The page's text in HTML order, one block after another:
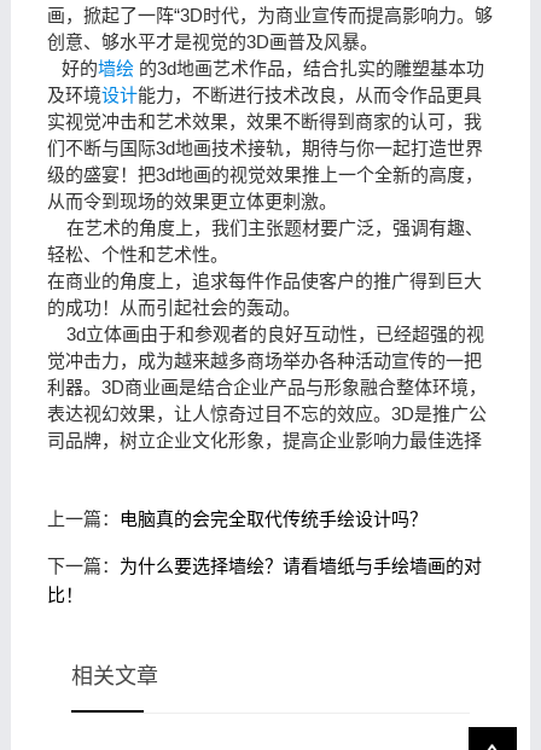
画，掀起了一阵“3D时代，为商业宣传而提高影响力。够
创意、够水平才是视觉的3D画普及风暴。
好的墙绘的3d地画艺术作品，结合扎实的雕塑基本功
及环境设计能力，不断进行技术改良，从而令作品更具
实视觉冲击和艺术效果，效果不断得到商家的认可，我
们不断与国际3d地画技术接轨，期待与你一起打造世界
级的盛宴！把3d地画的视觉效果推上一个全新的高度，
从而令到现场的效果更立体更刺激。
在艺术的角度上，我们主张题材要广泛，强调有趣、
轻松、个性和艺术性。
在商业的角度上，追求每件作品使客户的推广得到巨大
的成功！从而引起社会的轰动。
3d立体画由于和参观者的良好互动性，已经超强的视
觉冲击力，成为越来越多商场举办各种活动宣传的一把
利器。3D商业画是结合企业产品与形象融合整体环境，
表达视幻效果，让人惊奇过目不忘的效应。3D是推广公
司品牌，树立企业文化形象，提高企业影响力最佳选择
上一篇： 电脑真的会完全取代传统手绘设计吗？
下一篇： 为什么要选择墙绘？请看墙纸与手绘墙画的对
比！
相关文章